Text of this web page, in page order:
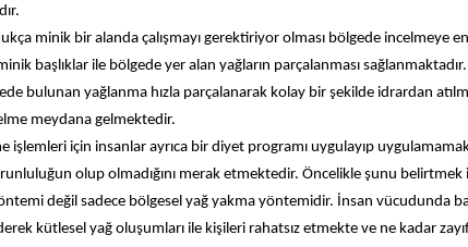
minik bir alanda çalışmayı gerektiriyor olması bölgede incelmeye
başlıklar ile bölgede yer alan yağların parçalanması
bulunan yağlanma hızla parçalanarak kolay bir şekilde idrardan
meydana gelmektedir.
işlemleri için insanlar ayrıca bir diyet programı uygulayıp
olup olmadığını merak etmektedir. Öncelikle şunu belirtmek
değil sadece bölgesel yağ yakma yöntemidir. İnsan vücudunda
kütlesel yağ oluşumları ile kişileri rahatsız etmekte ve ne kadar